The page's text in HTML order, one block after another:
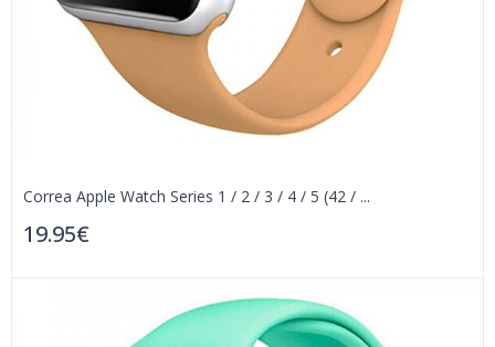
Correa Apple Watch Series 1 / 2 / 3 / 4 / 5 (42 / ...
19.95€